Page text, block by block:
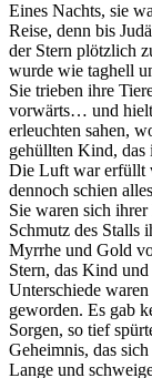
Eines Nachts, sie
Reise, denn bis
der Stern plötzlich
wurde wie taghell
Sie trieben ihre
vorwärts… und
erleuchten sahen,
gehüllten Kind,
Die Luft war erfüllt
dennoch schien
Sie waren sich
Schmutz des Stalls
Myrrhe und Gold
Stern, das Kind
Unterschiede
geworden. Es gab
Sorgen, so tief
Geheimnis, das
Lange und